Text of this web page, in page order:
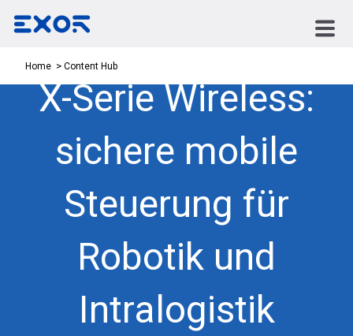
Home Content Hub
X-Serie Wireless:
sichere mobile
Steuerung für
Robotik und
Intralogistik